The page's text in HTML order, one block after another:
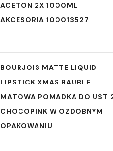
ACETON 2X 1000ML
AKCESORIA 100013527
BOURJOIS MATTE LIQUID
LIPSTICK XMAS BAUBLE
MATOWA POMADKA DO UST
CHOCOPINK W OZDOBNYM
OPAKOWANIU